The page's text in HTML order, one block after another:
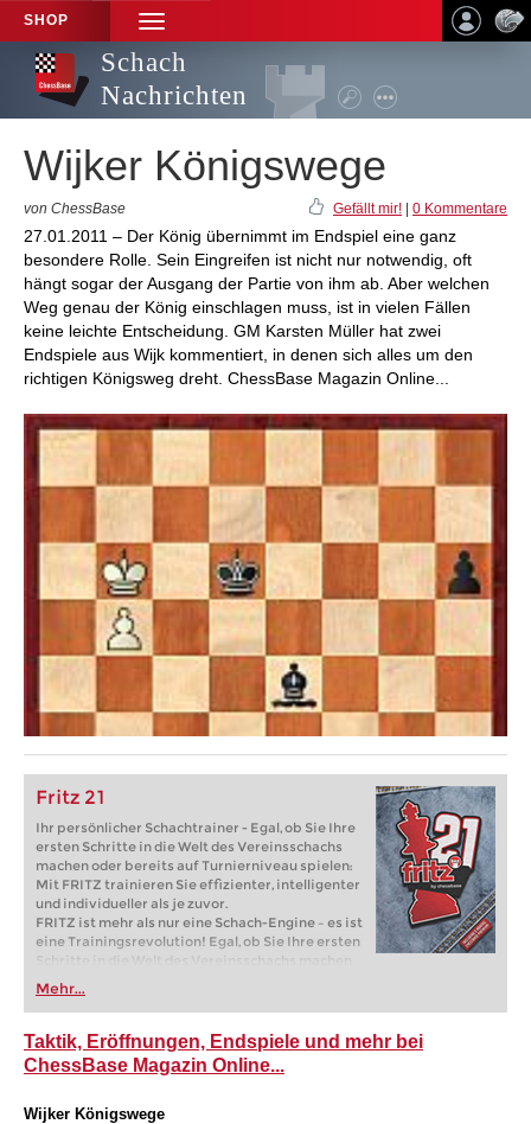
SHOP
TOGGLE
NAVIGATION
Schach
Nachrichten
Wijker Königswege
von ChessBase Gefällt mir! 0 Kommentare
27.01.2011 – Der König übernimmt im Endspiel eine ganz
besondere Rolle. Sein Eingreifen ist nicht nur notwendig, oft
hängt sogar der Ausgang der Partie von ihm ab. Aber welchen
Weg genau der König einschlagen muss, ist in vielen Fällen
keine leichte Entscheidung. GM Karsten Müller hat zwei
Endspiele aus Wijk kommentiert, in denen sich alles um den
richtigen Königsweg dreht. ChessBase Magazin Online...
Fritz 21
Ihr persönlicher Schachtrainer - Egal, ob Sie Ihre
ersten Schritte in die Welt des Vereinsschachs
machen oder bereits auf Turnierniveau spielen:
Mit FRITZ trainieren Sie effizienter, intelligenter
und individueller als je zuvor.
FRITZ ist mehr als nur eine Schach-Engine – es ist
eine Trainingsrevolution! Egal, ob Sie Ihre ersten
Schritte in die Welt des Vereinsschachs machen
oder bereits auf Turnierniveau spielen: Mit
FRITZ trainieren Sie effizienter, intelligenter und
individueller als je zuvor.
Mehr...
Taktik, Eröffnungen, Endspiele und mehr bei
ChessBase Magazin Online...
Wijker Königswege